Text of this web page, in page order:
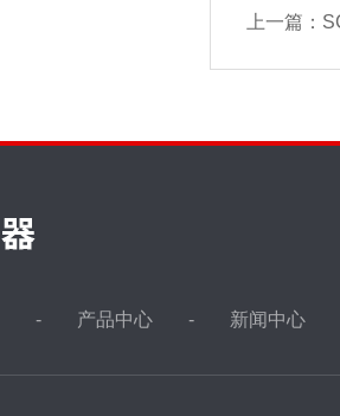
上一篇：
产品中心 新闻中心